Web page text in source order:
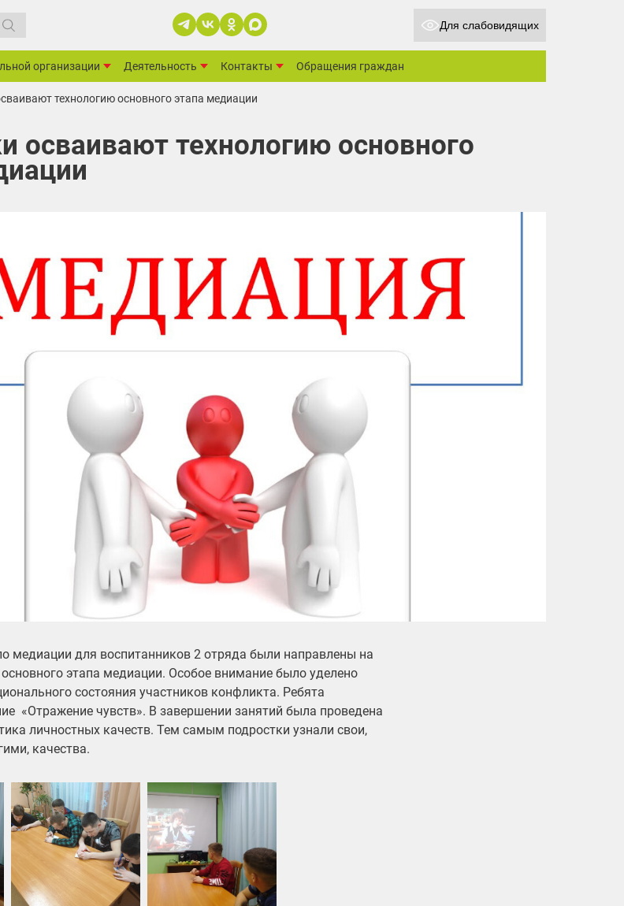
Для слабовидящих
организации Деятельность Контакты Обращения граждан
технологию основного этапа медиации
осваивают технологию основного
медиации для воспитанников 2 отряда были направлены на
основного этапа медиации. Особое внимание было уделено
состояния участников конфликта. Ребята
«Отражение чувств». В завершении занятий была проведена
личностных качеств. Тем самым подростки узнали свои,
качества.